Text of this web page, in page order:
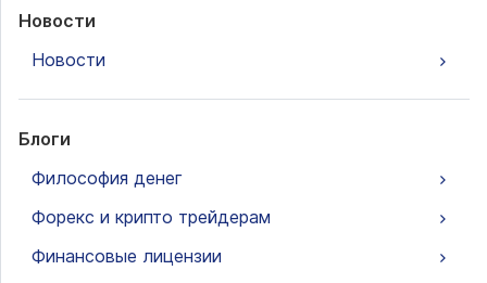
Новости
Новости
Блоги
Философия денег
Форекс и крипто трейдерам
Финансовые лицензии